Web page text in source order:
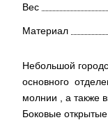
Вес
Материал
Небольшой
основного
молнии , а также
Боковые